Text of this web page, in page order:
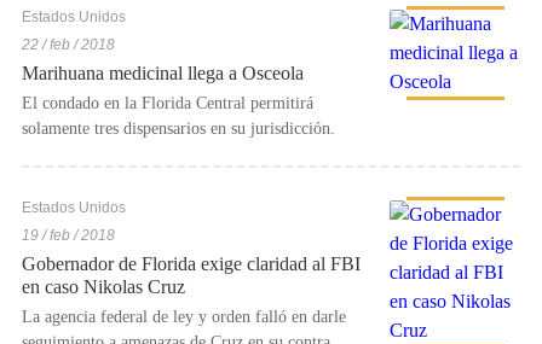
Estados Unidos
22 / feb / 2018
Marihuana medicinal llega a Osceola
El condado en la Florida Central permitirá
solamente tres dispensarios en su jurisdicción.
Estados Unidos
19 / feb / 2018
Gobernador de Florida exige claridad al FBI
en caso Nikolas Cruz
La agencia federal de ley y orden falló en darle